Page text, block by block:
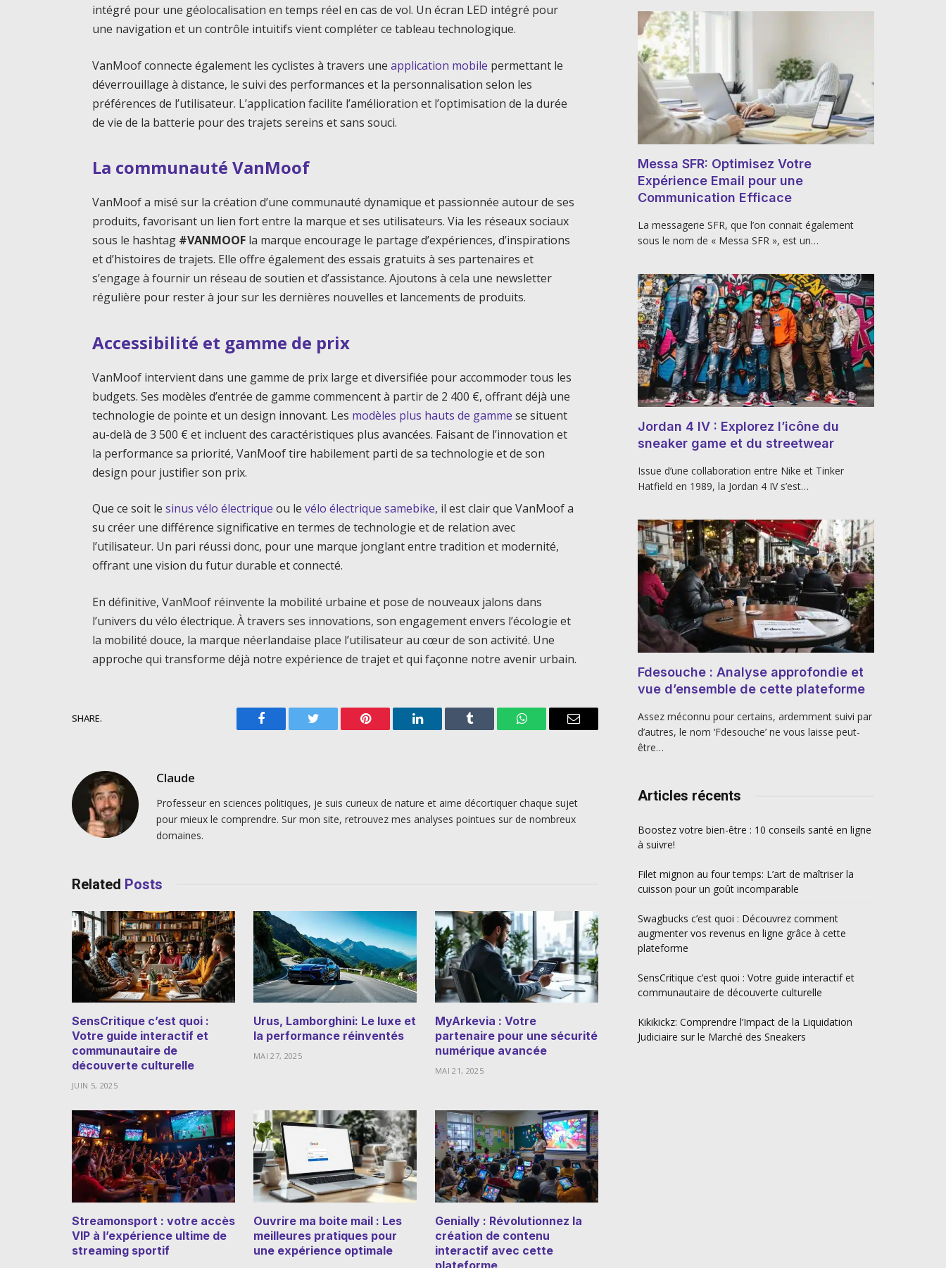
intégré pour une géolocalisation en temps réel en cas de vol. Un écran LED intégré pour
une navigation et un contrôle intuitifs vient compléter ce tableau technologique.
VanMoof connecte également les cyclistes à travers uneapplication mobile permettant le
déverrouillage à distance, le suivi des performances et la personnalisation selon les
préférences de l’utilisateur. L’application facilite l’amélioration et l’optimisation de la durée
de vie de la batterie pour des trajets sereins et sans souci.
La communauté VanMoof
VanMoof a misé sur la création d’une communauté dynamique et passionnée autour de ses
produits, favorisant un lien fort entre la marque et ses utilisateurs. Via les réseaux sociaux
sous le hashtag #VANMOOF la marque encourage le partage d’expériences, d’inspirations
et d’histoires de trajets. Elle offre également des essais gratuits à ses partenaires et
s’engage à fournir un réseau de soutien et d’assistance. Ajoutons à cela une newsletter
régulière pour rester à jour sur les dernières nouvelles et lancements de produits.
Accessibilité et gamme de prix
VanMoof intervient dans une gamme de prix large et diversifiée pour accommoder tous les
budgets. Ses modèles d’entrée de gamme commencent à partir de 2 400 €, offrant déjà une
technologie de pointe et un design innovant. Les modèles plus hauts de gamme se situent
au-delà de 3 500 € et incluent des caractéristiques plus avancées. Faisant de l’innovation et
la performance sa priorité, VanMoof tire habilement parti de sa technologie et de son
design pour justifier son prix.
Que ce soit lesinus vélo électrique ou levélo électrique samebike, il est clair que VanMoof a
su créer une différence significative en termes de technologie et de relation avec
l’utilisateur. Un pari réussi donc, pour une marque jonglant entre tradition et modernité,
offrant une vision du futur durable et connecté.
En définitive, VanMoof réinvente la mobilité urbaine et pose de nouveaux jalons dans
l’univers du vélo électrique. À travers ses innovations, son engagement envers l’écologie et
la mobilité douce, la marque néerlandaise place l’utilisateur au cœur de son activité. Une
approche qui transforme déjà notre expérience de trajet et qui façonne notre avenir urbain.
SHARE.
Facebook Twitter Pinterest LinkedIn Tumblr WhatsAppEmail
Claude
Professeur en sciences politiques, je suis curieux de nature et aime décortiquer chaque sujet
pour mieux le comprendre. Sur mon site, retrouvez mes analyses pointues sur de nombreux
domaines.
Related Posts
SensCritique c’est quoi :
Votre guide interactif et
communautaire de
découverte culturelle
JUIN 5, 2025
Urus, Lamborghini: Le luxe et
la performance réinventés
MAI 27, 2025
MyArkevia : Votre
partenaire pour une sécurité
numérique avancée
MAI 21, 2025
Streamonsport : votre accès
VIP à l’expérience ultime de
streaming sportif
Ouvrire ma boite mail : Les
meilleures pratiques pour
une expérience optimale
Genially : Révolutionnez la
création de contenu
interactif avec cette
plateforme
Messa SFR: Optimisez Votre
Expérience Email pour une
Communication Efficace
La messagerie SFR, que l’on connait également
sous le nom de « Messa SFR », est un…
Jordan 4 IV : Explorez l’icône du
sneaker game et du streetwear
Issue d’une collaboration entre Nike et Tinker
Hatfield en 1989, la Jordan 4 IV s’est…
Fdesouche : Analyse approfondie et
vue d’ensemble de cette plateforme
Assez méconnu pour certains, ardemment suivi par
d’autres, le nom ‘Fdesouche’ ne vous laisse peut-
être…
Articles récents
Boostez votre bien-être : 10 conseils santé en ligne
à suivre!
Filet mignon au four temps: L’art de maîtriser la
cuisson pour un goût incomparable
Swagbucks c’est quoi : Découvrez comment
augmenter vos revenus en ligne grâce à cette
plateforme
SensCritique c’est quoi : Votre guide interactif et
communautaire de découverte culturelle
Kikikickz: Comprendre l’Impact de la Liquidation
Judiciaire sur le Marché des Sneakers